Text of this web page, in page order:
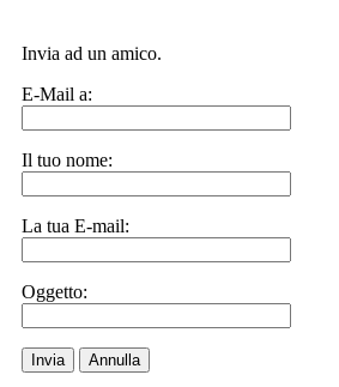
Invia ad un amico.
E-Mail a:
Il tuo nome:
La tua E-mail:
Oggetto:
Invia Annulla